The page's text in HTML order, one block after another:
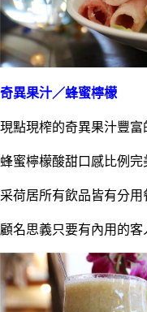
奇異果汁／蜂蜜檸檬
現點現榨的奇異果汁豐
蜂蜜檸檬酸甜口感比例
采荷居所有飲品皆有分
顧名思義只要有內用的